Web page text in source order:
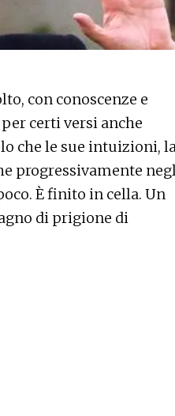
con conoscenze e
certi versi anche
che le sue intuizioni,
progressivamente
È finito in cella. Un
di prigione di